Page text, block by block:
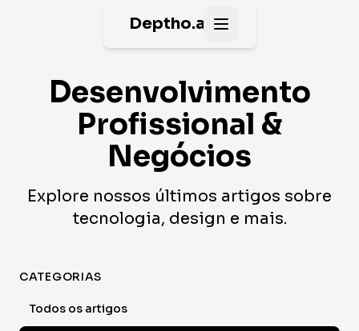
Deptho.ai Open main menu
Desenvolvimento
Profissional &
Negócios
Explore nossos últimos artigos sobre
tecnologia, design e mais.
CATEGORIAS
Todos os artigos